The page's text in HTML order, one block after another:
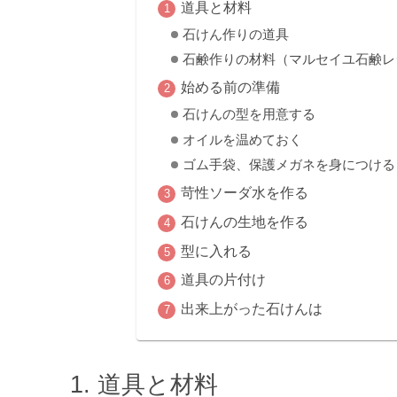
道具と材料
石けん作りの道具
石鹸作りの材料（マルセイユ石鹸
始める前の準備
石けんの型を用意する
オイルを温めておく
ゴム手袋、保護メガネを身につける
苛性ソーダ水を作る
石けんの生地を作る
型に入れる
道具の片付け
出来上がった石けんは
道具と材料